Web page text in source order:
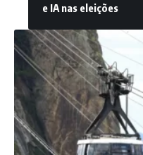
e IA nas eleições